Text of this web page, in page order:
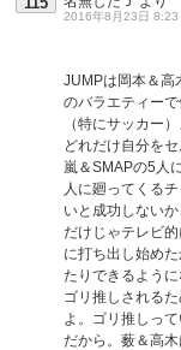
2016年8月23日 8:23
JUMPは岡本＆高
のバラエティー
（特にサッカー
どれだけ自分を
嵐＆SMAPの5人
人に廻ってくる
いと成功しない
だけじゃテレビ
に打ち出し始め
たりできるよう
ゴリ推しされる
よ。ゴリ推しっ
だから。薮＆高